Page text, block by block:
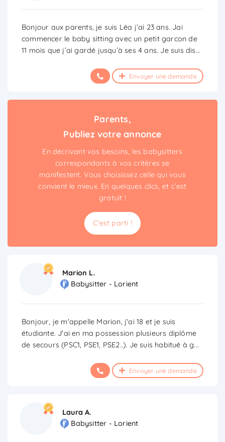
Bonjour aux parents, je suis Léa j’ai 23 ans. Jai
commencer le baby sitting avec un petit garcon de
11 mois que j’ai gardé jusqu’à ses 4 ans. Je suis dis...
Envoyer une demande
Parents,
Publiez votre annonce
En décrivant vos besoins, les babysitters
correspondants à vos critères se
manifestent. Vous choisissez celle qui vous
convient le mieux. En quelques clics, et c’est
gratuit !
C'est parti !
Marion L.
Babysitter - Lorient
Bonjour, je m'appelle Marion, j'ai 18 et je suis
étudiante. J'ai en ma possession plusieurs diplôme
de secours (PSC1, PSE1, PSE2..). Je suis habitué à g...
Envoyer une demande
Laura A.
Babysitter - Lorient